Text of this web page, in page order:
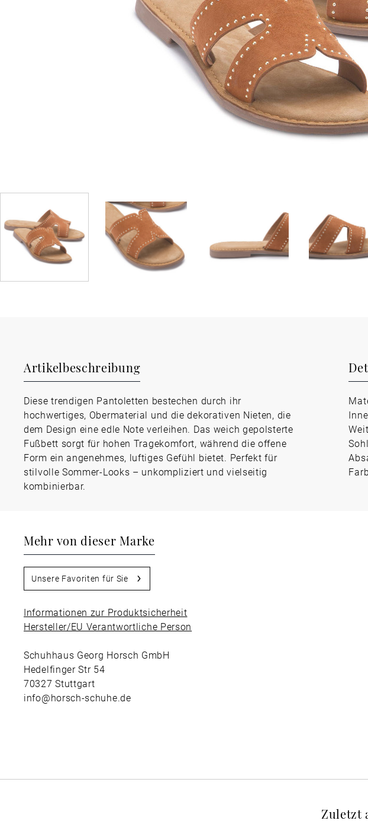
Artikelbeschreibung
Diese trendigen Pantoletten bestechen durch ihr
hochwertiges, Obermaterial und die dekorativen Nieten, die
dem Design eine edle Note verleihen. Das weich gepolsterte
Fußbett sorgt für hohen Tragekomfort, während die offene
Form ein angenehmes, luftiges Gefühl bietet. Perfekt für
stilvolle Sommer-Looks – unkompliziert und vielseitig
kombinierbar.
Mehr von dieser Marke
Unsere Favoriten für Sie
Informationen zur Produktsicherheit
Hersteller/EU Verantwortliche Person
Schuhhaus Georg Horsch GmbH
Hedelfinger Str 54
70327 Stuttgart
info@horsch-schuhe.de
Zuletzt